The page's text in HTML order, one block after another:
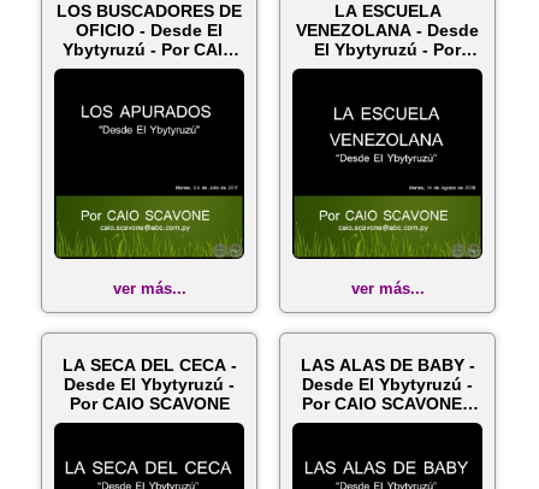
LOS BUSCADORES DE
OFICIO - Desde El
Ybytyruzú - Por CAIO
SCAVONE ...
ver más...
LA ESCUELA
VENEZOLANA - Desde
El Ybytyruzú - Por
CAIO SCAVONE - M...
ver más...
LA SECA DEL CECA -
Desde El Ybytyruzú -
Por CAIO SCAVONE
LAS ALAS DE BABY -
Desde El Ybytyruzú -
Por CAIO SCAVONE -
Martes...